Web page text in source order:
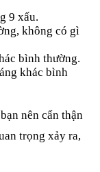
9 xấu.
không có gì
bình thường.
khác bình
nên cẩn thận
trọng xảy ra,